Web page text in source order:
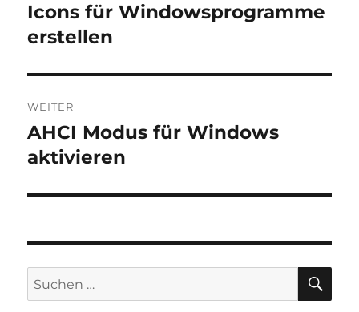
Vorheriger
Beitrag:
Icons für Windowsprogramme
erstellen
WEITER
Nächster
Beitrag:
AHCI Modus für Windows
aktivieren
Suchen
nach: